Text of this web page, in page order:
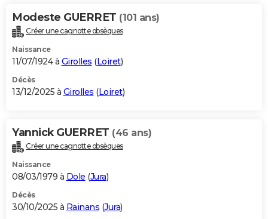
Bricolage
Lifestyle
Culture
Sport
Auto
Television
Voyage
Cinema
Modeste GUERRET (101 ans)
Créer une cagnotte obsèques
Naissance
11/07/1924 à Girolles (Loiret)
Décès
13/12/2025 à Girolles (Loiret)
Yannick GUERRET (46 ans)
Créer une cagnotte obsèques
Naissance
08/03/1979 à Dole (Jura)
Décès
30/10/2025 à Rainans (Jura)